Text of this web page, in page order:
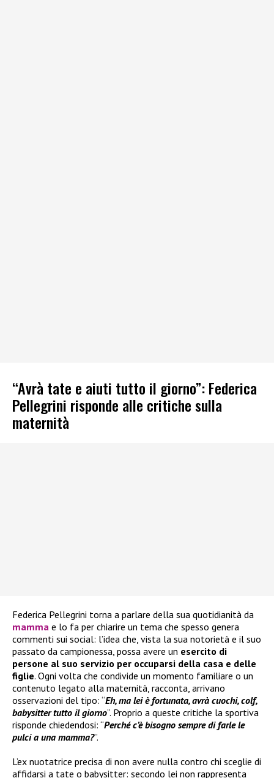
“Avrà tate e aiuti tutto il giorno”: Federica
Pellegrini risponde alle critiche sulla
maternità
Federica Pellegrini torna a parlare della sua quotidianità da
mamma e lo fa per chiarire un tema che spesso genera
commenti sui social: l’idea che, vista la sua notorietà e il suo
passato da campionessa, possa avere un esercito di
persone al suo servizio per occuparsi della casa e delle
figlie. Ogni volta che condivide un momento familiare o un
contenuto legato alla maternità, racconta, arrivano
osservazioni del tipo: “Eh, ma lei è fortunata, avrà cuochi, colf,
babysitter tutto il giorno”. Proprio a queste critiche la sportiva
risponde chiedendosi: “Perché c’è bisogno sempre di farle le
pulci a una mamma?”.
L’ex nuotatrice precisa di non avere nulla contro chi sceglie di
affidarsi a tate o babysitter: secondo lei non rappresenta